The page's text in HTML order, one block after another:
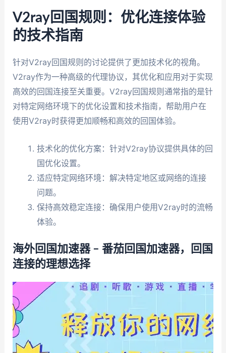
V2ray回国规则：优化连接体验
的技术指南
针对V2ray回国规则的讨论提供了更加技术化的视角。
V2ray作为一种高级的代理协议，其优化和应用对于实现
高效的回国连接至关重要。V2ray回国规则通常指的是针
对特定网络环境下的优化设置和技术指南，帮助用户在
使用V2ray时获得更加顺畅和高效的回国体验。
技术化的优化方案：针对V2ray协议提供具体的回
国优化设置。
适应特定网络环境：解决特定地区或网络的连接
问题。
保持高效稳定连接：确保用户使用V2ray时的流畅
体验。
海外回国加速器 – 番茄回国加速器，回国
连接的理想选择